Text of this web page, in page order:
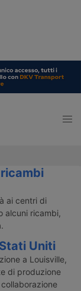
ai centri di
alcuni ricambi,
Uniti
a Louisville,
di produzione